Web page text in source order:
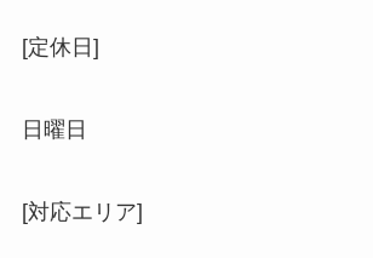
[定休日]
日曜日
[対応エリア]